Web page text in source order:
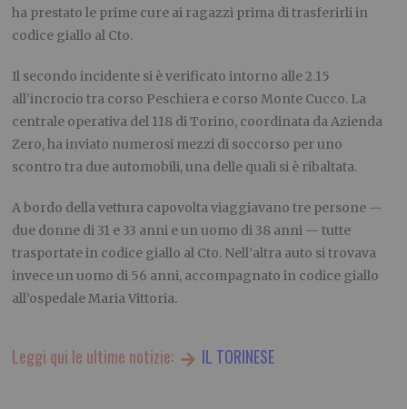
ha prestato le prime cure ai ragazzi prima di trasferirli in
codice giallo al Cto.
Il secondo incidente si è verificato intorno alle 2.15
all’incrocio tra corso Peschiera e corso Monte Cucco. La
centrale operativa del 118 di Torino, coordinata da Azienda
Zero, ha inviato numerosi mezzi di soccorso per uno
scontro tra due automobili, una delle quali si è ribaltata.
A bordo della vettura capovolta viaggiavano tre persone —
due donne di 31 e 33 anni e un uomo di 38 anni — tutte
trasportate in codice giallo al Cto. Nell’altra auto si trovava
invece un uomo di 56 anni, accompagnato in codice giallo
all’ospedale Maria Vittoria.
Leggi qui le ultime notizie: IL TORINESE